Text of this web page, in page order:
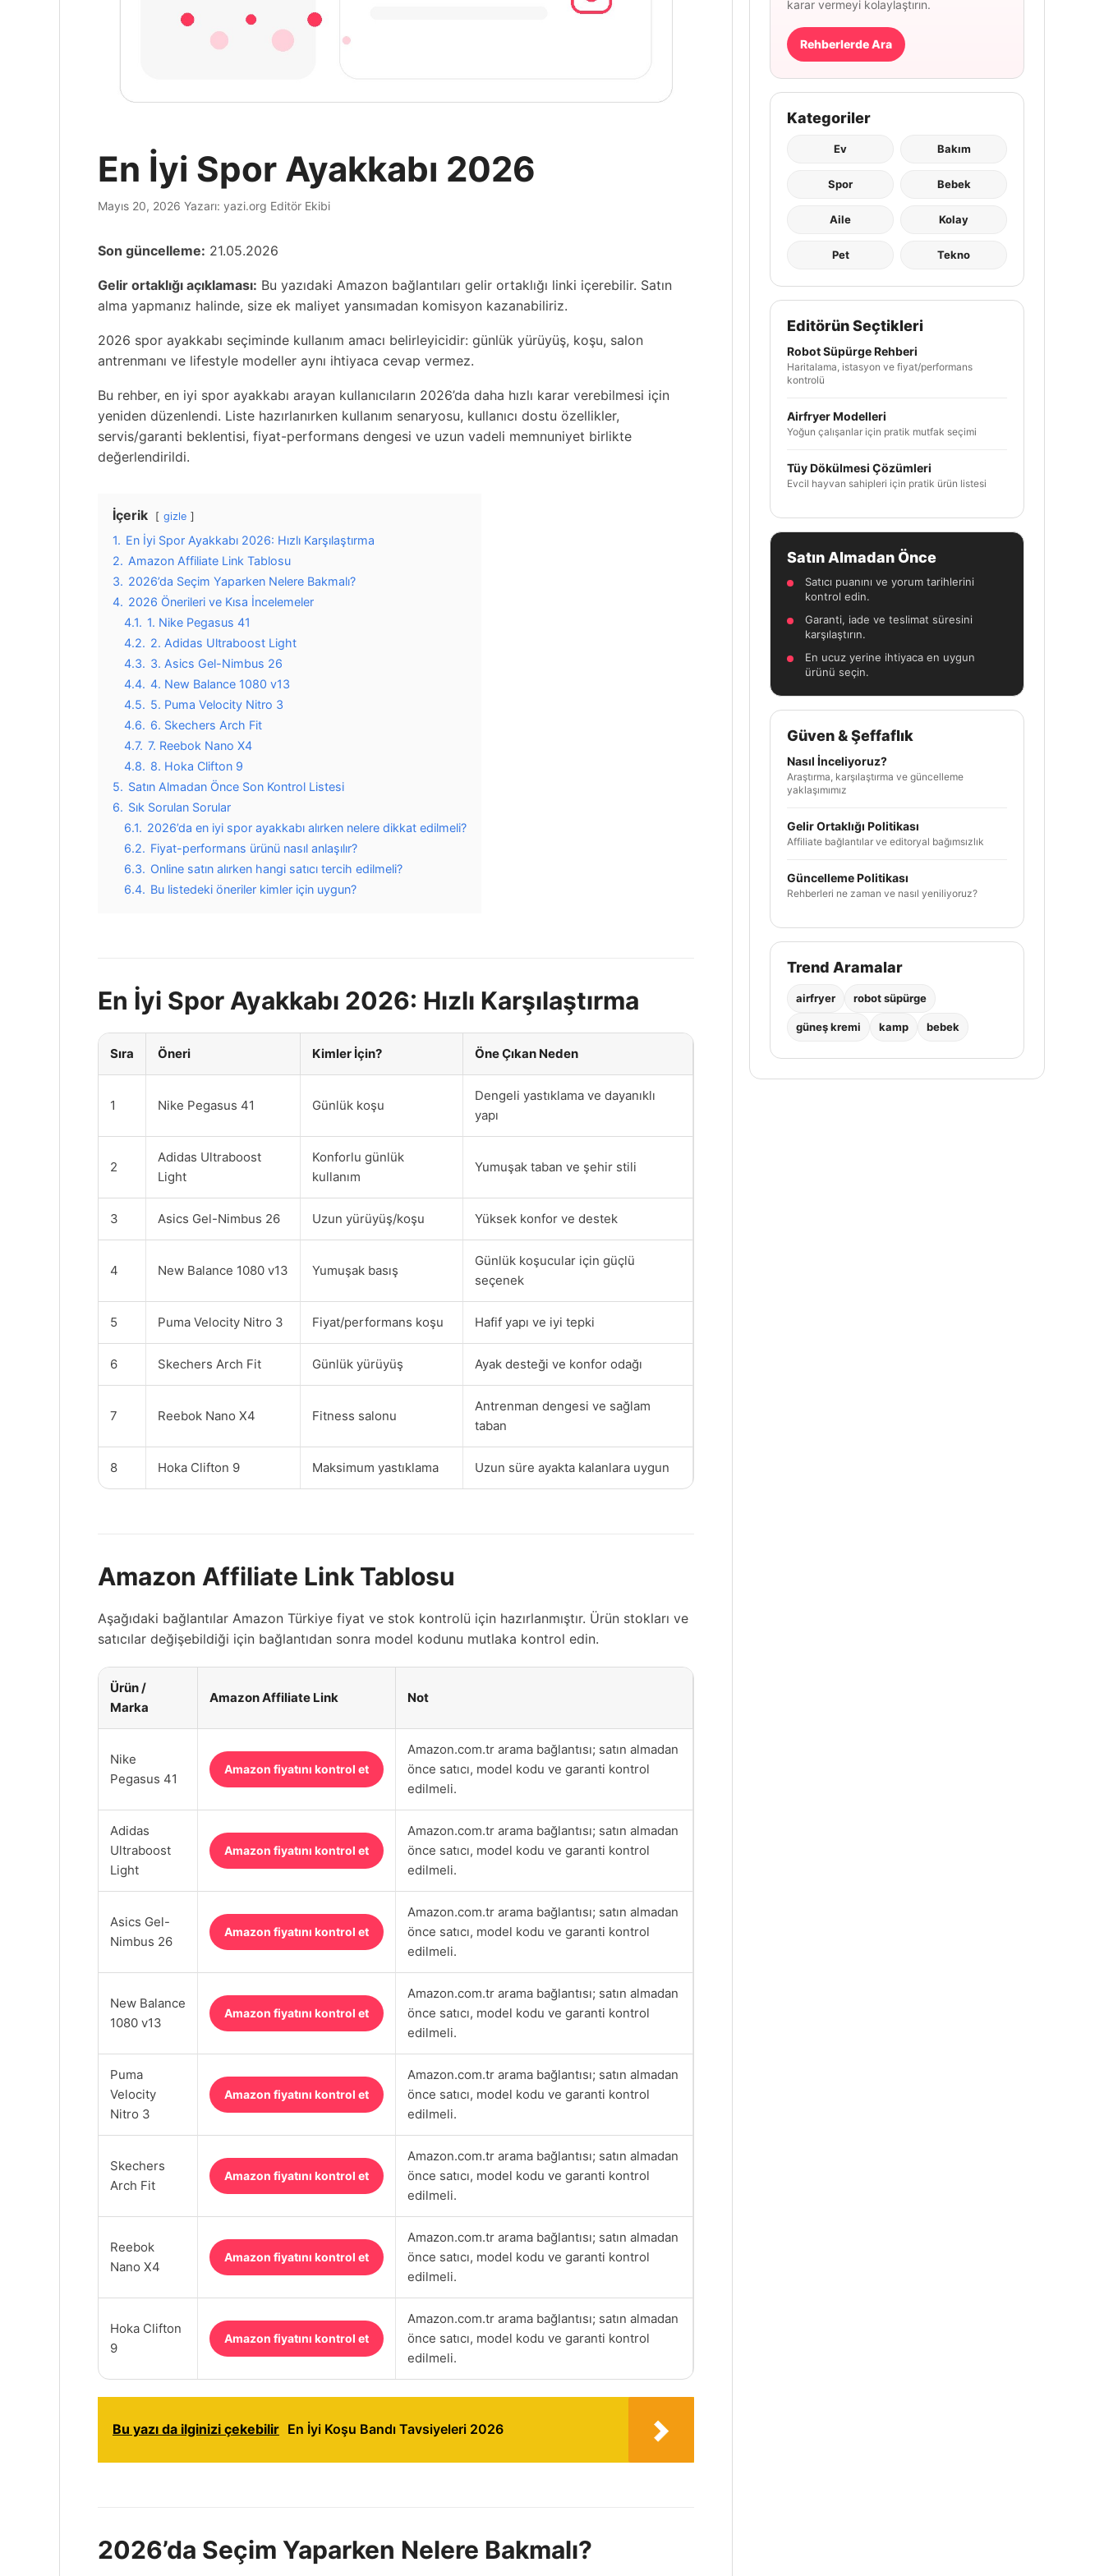
En İyi Spor Ayakkabı 2026
Mayıs 20, 2026 Yazarı: yazi.org Editör Ekibi
Son güncelleme: 21.05.2026
Gelir ortaklığı açıklaması: Bu yazıdaki Amazon bağlantıları gelir ortaklığı linki içerebilir. Satın
alma yapmanız halinde, size ek maliyet yansımadan komisyon kazanabiliriz.
2026 spor ayakkabı seçiminde kullanım amacı belirleyicidir: günlük yürüyüş, koşu, salon
antrenmanı ve lifestyle modeller aynı ihtiyaca cevap vermez.
Bu rehber, en iyi spor ayakkabı arayan kullanıcıların 2026’da daha hızlı karar verebilmesi için
yeniden düzenlendi. Liste hazırlanırken kullanım senaryosu, kullanıcı dostu özellikler,
servis/garanti beklentisi, fiyat-performans dengesi ve uzun vadeli memnuniyet birlikte
değerlendirildi.
İçerik gizle
1. En İyi Spor Ayakkabı 2026: Hızlı Karşılaştırma
2. Amazon Affiliate Link Tablosu
3. 2026’da Seçim Yaparken Nelere Bakmalı?
4. 2026 Önerileri ve Kısa İncelemeler
4.1. 1. Nike Pegasus 41
4.2. 2. Adidas Ultraboost Light
4.3. 3. Asics Gel-Nimbus 26
4.4. 4. New Balance 1080 v13
4.5. 5. Puma Velocity Nitro 3
4.6. 6. Skechers Arch Fit
4.7. 7. Reebok Nano X4
4.8. 8. Hoka Clifton 9
5. Satın Almadan Önce Son Kontrol Listesi
6. Sık Sorulan Sorular
6.1. 2026’da en iyi spor ayakkabı alırken nelere dikkat edilmeli?
6.2. Fiyat-performans ürünü nasıl anlaşılır?
6.3. Online satın alırken hangi satıcı tercih edilmeli?
6.4. Bu listedeki öneriler kimler için uygun?
En İyi Spor Ayakkabı 2026: Hızlı Karşılaştırma
Sıra Öneri Kimler İçin? Öne Çıkan Neden
1 Nike Pegasus 41 Günlük koşu
Dengeli yastıklama ve dayanıklı
yapı
2
Adidas Ultraboost
Light
Konforlu günlük
kullanım
Yumuşak taban ve şehir stili
3 Asics Gel-Nimbus 26 Uzun yürüyüş/koşu Yüksek konfor ve destek
4 New Balance 1080 v13 Yumuşak basış
Günlük koşucular için güçlü
seçenek
5 Puma Velocity Nitro 3 Fiyat/performans koşu Hafif yapı ve iyi tepki
6 Skechers Arch Fit Günlük yürüyüş Ayak desteği ve konfor odağı
7 Reebok Nano X4 Fitness salonu
Antrenman dengesi ve sağlam
taban
8 Hoka Clifton 9 Maksimum yastıklama Uzun süre ayakta kalanlara uygun
Amazon Affiliate Link Tablosu
Aşağıdaki bağlantılar Amazon Türkiye fiyat ve stok kontrolü için hazırlanmıştır. Ürün stokları ve
satıcılar değişebildiği için bağlantıdan sonra model kodunu mutlaka kontrol edin.
Ürün /
Marka
Amazon Affiliate Link Not
Nike
Pegasus 41
Amazon fiyatını kontrol et
Amazon.com.tr arama bağlantısı; satın almadan
önce satıcı, model kodu ve garanti kontrol
edilmeli.
Adidas
Ultraboost
Light
Amazon fiyatını kontrol et
Amazon.com.tr arama bağlantısı; satın almadan
önce satıcı, model kodu ve garanti kontrol
edilmeli.
Asics Gel-
Nimbus 26
Amazon fiyatını kontrol et
Amazon.com.tr arama bağlantısı; satın almadan
önce satıcı, model kodu ve garanti kontrol
edilmeli.
New Balance
1080 v13
Amazon fiyatını kontrol et
Amazon.com.tr arama bağlantısı; satın almadan
önce satıcı, model kodu ve garanti kontrol
edilmeli.
Puma
Velocity
Nitro 3
Amazon fiyatını kontrol et
Amazon.com.tr arama bağlantısı; satın almadan
önce satıcı, model kodu ve garanti kontrol
edilmeli.
Skechers
Arch Fit
Amazon fiyatını kontrol et
Amazon.com.tr arama bağlantısı; satın almadan
önce satıcı, model kodu ve garanti kontrol
edilmeli.
Reebok
Nano X4
Amazon fiyatını kontrol et
Amazon.com.tr arama bağlantısı; satın almadan
önce satıcı, model kodu ve garanti kontrol
edilmeli.
Hoka Clifton
9
Amazon fiyatını kontrol et
Amazon.com.tr arama bağlantısı; satın almadan
önce satıcı, model kodu ve garanti kontrol
edilmeli.
Bu yazı da ilginizi çekebilir En İyi Koşu Bandı Tavsiyeleri 2026
2026’da Seçim Yaparken Nelere Bakmalı?
karar vermeyi kolaylaştırın.
Rehberlerde Ara
Kategoriler
Ev Bakım
Spor Bebek
Aile Kolay
Pet Tekno
Editörün Seçtikleri
Robot Süpürge Rehberi
Haritalama, istasyon ve fiyat/performans
kontrolü
Airfryer Modelleri
Yoğun çalışanlar için pratik mutfak seçimi
Tüy Dökülmesi Çözümleri
Evcil hayvan sahipleri için pratik ürün listesi
Satın Almadan Önce
Satıcı puanını ve yorum tarihlerini
kontrol edin.
Garanti, iade ve teslimat süresini
karşılaştırın.
En ucuz yerine ihtiyaca en uygun
ürünü seçin.
Güven & Şeffaflık
Nasıl İnceliyoruz?
Araştırma, karşılaştırma ve güncelleme
yaklaşımımız
Gelir Ortaklığı Politikası
Affiliate bağlantılar ve editoryal bağımsızlık
Güncelleme Politikası
Rehberleri ne zaman ve nasıl yeniliyoruz?
Trend Aramalar
airfryer robot süpürge
güneş kremi kamp bebek